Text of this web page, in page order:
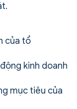
của tổ
kinh doanh
mục tiêu của